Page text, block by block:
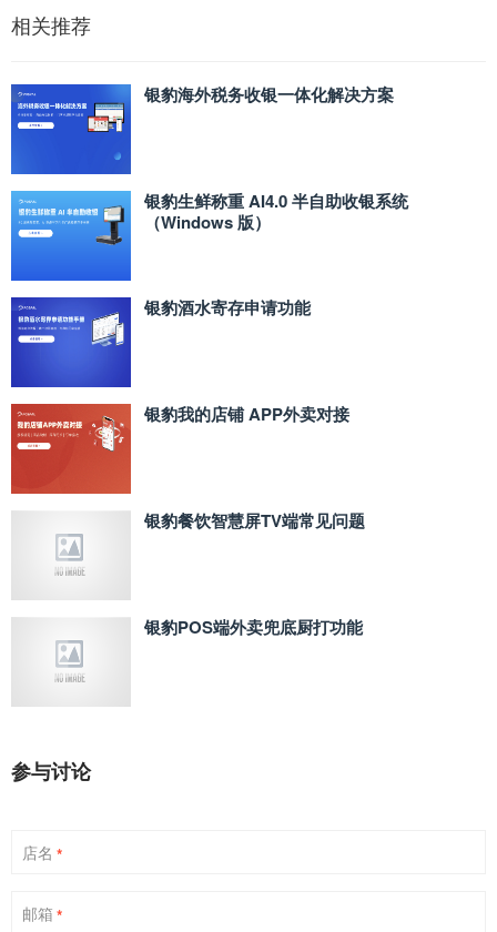
相关推荐
银豹海外税务收银一体化解决方案
银豹生鲜称重 AI4.0 半自助收银系统
（Windows 版）
银豹酒水寄存申请功能
银豹我的店铺 APP外卖对接
银豹餐饮智慧屏TV端常见问题
银豹POS端外卖兜底厨打功能
参与讨论
店名 *
邮箱 *